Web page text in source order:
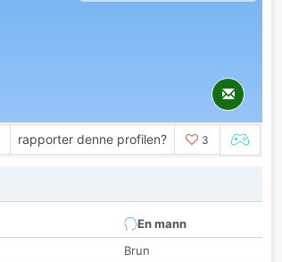
rapporter denne profilen? 3
En mann
Brun